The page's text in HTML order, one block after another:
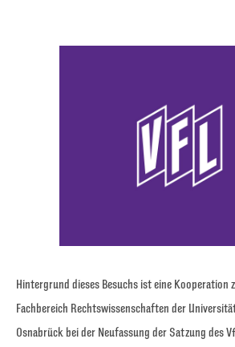
Hintergrund dieses Besuchs ist eine Kooperation
Fachbereich Rechtswissenschaften der
Osnabrück bei der Neufassung der Satzung des